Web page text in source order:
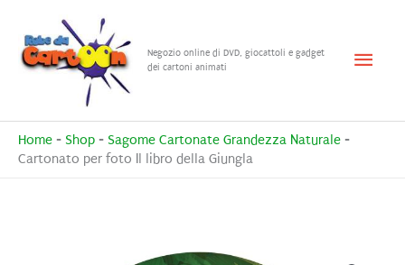
contenuto
Negozio online di DVD, giocattoli e gadget
dei cartoni animati
Menu
Home - Shop - Sagome Cartonate Grandezza Naturale -
Cartonato per foto Il libro della Giungla